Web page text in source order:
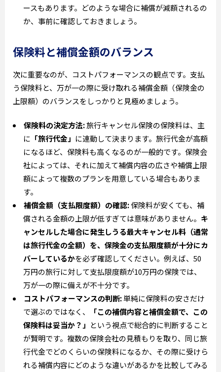
ースもあります。どのような場合に補償が減額されるの
か、事前に確認しておきましょう。
保険料と補償金額のバランス
次に重要なのが、コストパフォーマンスの観点です。支払
う保険料と、万が一の際に受け取れる補償金額（保険金の
上限額）のバランスをしっかりと見極めましょう。
保険料の決定方法:旅行キャンセル保険の保険料は、主
に 「旅行代金」 に連動して決まります。旅行代金が高額
になるほど、保険料も高くなるのが一般的です。保険会
社によっては、それに加えて補償内容の広さや補償上限
額によって複数のプランを用意している場合もありま
す。
補償金額（支払限度額）の確認:保険料が安くても、補
償される金額の上限が低すぎては意味がありません。 キ
ャンセルした場合に発生しうる最大キャンセル料（通常
は旅行代金の全額）を、保険金の支払限度額が十分にカ
バーしているかを必ず確認してください。例えば、50
万円の旅行に対して支払限度額が10万円の保険では、
万が一の際に備えが不十分です。
コストパフォーマンスの判断:単純に保険料の安さだけ
で選ぶのではなく、
「この補償内容と補償金額で、この
保険料は妥当か？」 という視点で総合的に判断すること
が賢明です。複数の保険会社の見積もりを取り、同じ旅
行代金でどのくらいの保険料になるか、その際に受けら
れる補償内容にどのような違いがあるかを比較してみる